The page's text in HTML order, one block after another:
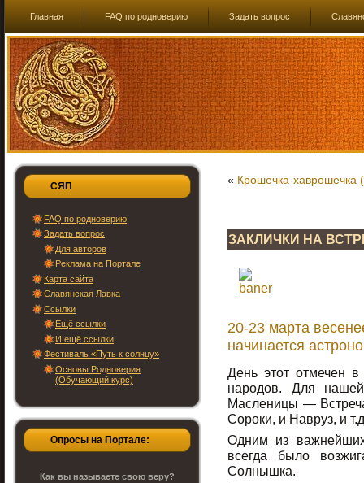
Главная FAQ по родноверию Задать вопрос
СЯП
FAQ по родноверию
Задать вопрос
Для авторов
Реклама на Портале
Карта сайта
Славянская Лавка
Ссылки
Ещё ссылки
И ещё ссылки
Фестиваль «Путь к солнцу»
Основы Родноверия
(Обучающий курс)
Опросы на Портале:
Как вы называете свою веру?
« Крошечка-хаврошечка
ЗАКЛИЧКИ НА
20-23 марта
начинается
День этот отмечен в
народов. Для
Масленицы —
Сороки, и Навруз, и
Одним из
всегда было
Солнышка.